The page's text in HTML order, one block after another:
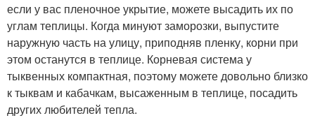
если у вас пленочное укрытие, можете высадить их по
углам теплицы. Когда минуют заморозки, выпустите
наружную часть на улицу, приподняв пленку, корни при
этом останутся в теплице. Корневая система у
тыквенных компактная, поэтому можете довольно близко
к тыквам и кабачкам, высаженным в теплице, посадить
других любителей тепла.